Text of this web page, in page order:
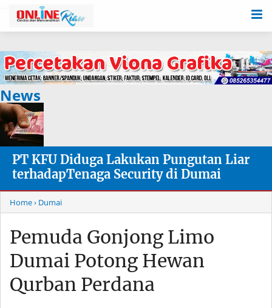
News
PT KFU Diduga Lakukan Pungutan Liar
terhadapTenaga Security di Dumai
Home› Dumai
Pemuda Gonjong Limo
Dumai Potong Hewan
Qurban Perdana